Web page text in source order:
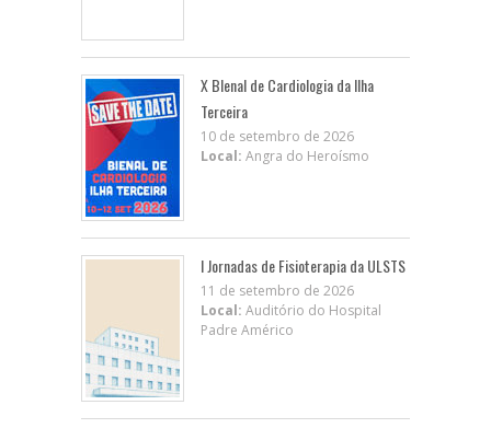
X BIenal de Cardiologia da Ilha
Terceira
10 de setembro de 2026
Local: Angra do Heroísmo
I Jornadas de Fisioterapia da ULSTS
11 de setembro de 2026
Local: Auditório do Hospital
Padre Américo